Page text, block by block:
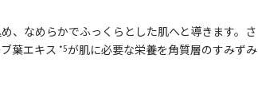
、なめらかでふっくらとした肌へと導きます。さ
葉エキス *5が肌に必要な栄養を角質層のすみずみ